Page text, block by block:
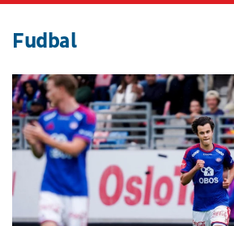
Fudbal